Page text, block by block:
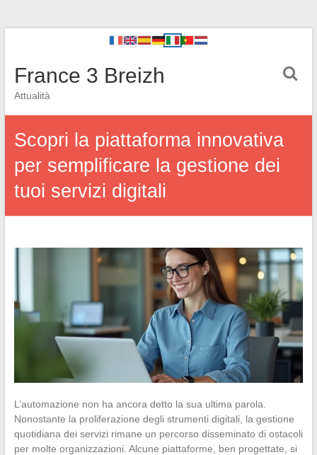
France 3 Breizh
Attualità
Scopri la piattaforma innovativa
per semplificare la gestione dei
tuoi servizi digitali
L’automazione non ha ancora detto la sua ultima parola.
Nonostante la proliferazione degli strumenti digitali, la gestione
quotidiana dei servizi rimane un percorso disseminato di ostacoli
per molte organizzazioni. Alcune piattaforme, ben progettate, si